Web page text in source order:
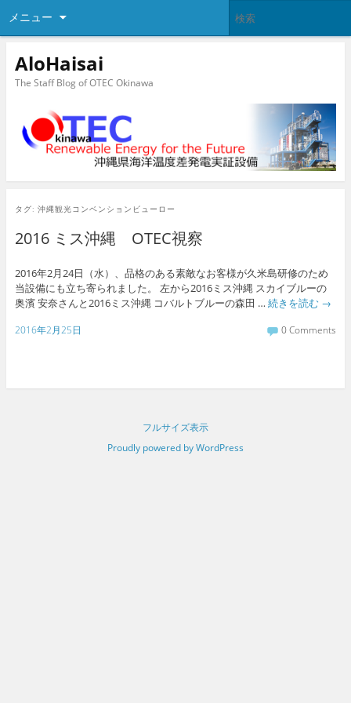
メニュー
AloHaisai
The Staff Blog of OTEC Okinawa
タグ: 沖縄観光コンベンションビューロー
2016 ミス沖縄 OTEC視察
2016年2月24日（水）、品格のある素敵なお客様が久米島研修のため
当設備にも立ち寄られました。 左から2016ミス沖縄 スカイブルーの
奥濱 安奈さんと2016ミス沖縄 コバルトブルーの森田 … 続きを読む →
2016年2月25日 0 Comments
フルサイズ表示
Proudly powered by WordPress